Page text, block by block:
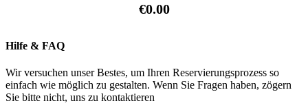
€0.00
Hilfe & FAQ
Wir versuchen unser Bestes, um Ihren Reservierungsprozess so
einfach wie möglich zu gestalten. Wenn Sie Fragen haben, zögern
Sie bitte nicht, uns zu kontaktieren